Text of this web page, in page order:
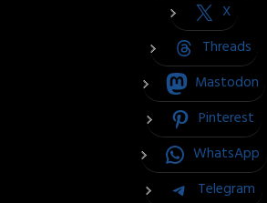
X
Threads
Mastodon
Pinterest
WhatsApp
Telegram